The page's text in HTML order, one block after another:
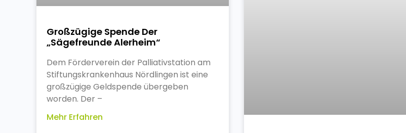
Großzügige Spende Der
„Sägefreunde Alerheim“
Dem Förderverein der Palliativstation am
Stiftungskrankenhaus Nördlingen ist eine
großzügige Geldspende übergeben
worden. Der –
Mehr Erfahren